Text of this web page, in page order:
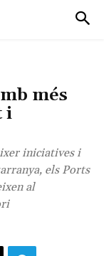
més
i
iniciatives i
els Ports
al